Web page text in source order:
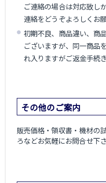
ご連絡の場合は対応致し
連絡をどうぞよろしくお
初期不良、商品違い、商
ございますが、同一商品
れ入りますがご返金手続
その他のご案内
販売価格・領収書・機材の
ろなどお気軽にお問合せ下さ